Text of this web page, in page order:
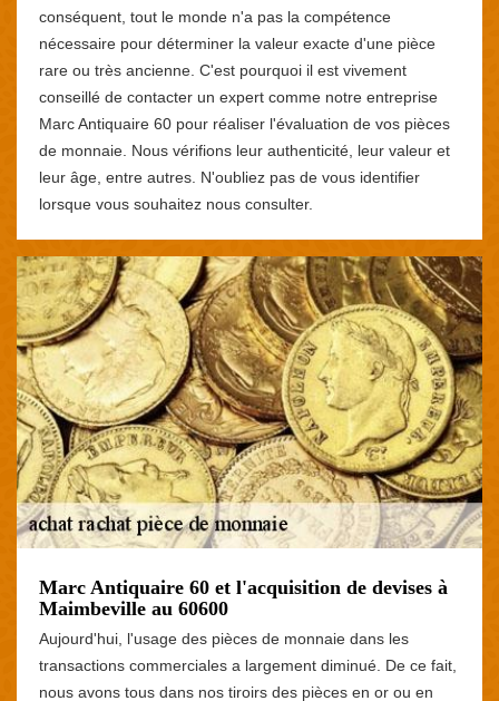
conséquent, tout le monde n'a pas la compétence
nécessaire pour déterminer la valeur exacte d'une pièce
rare ou très ancienne. C'est pourquoi il est vivement
conseillé de contacter un expert comme notre entreprise
Marc Antiquaire 60 pour réaliser l'évaluation de vos pièces
de monnaie. Nous vérifions leur authenticité, leur valeur et
leur âge, entre autres. N'oubliez pas de vous identifier
lorsque vous souhaitez nous consulter.
Marc Antiquaire 60 et l'acquisition de devises à
Maimbeville au 60600
Aujourd'hui, l'usage des pièces de monnaie dans les
transactions commerciales a largement diminué. De ce fait,
nous avons tous dans nos tiroirs des pièces en or ou en